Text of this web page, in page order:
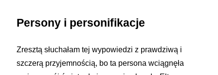
Persony i personifikacje
Zresztą słuchałam tej wypowiedzi z prawdziwą i
szczerą przyjemnością, bo ta persona wciągnęła